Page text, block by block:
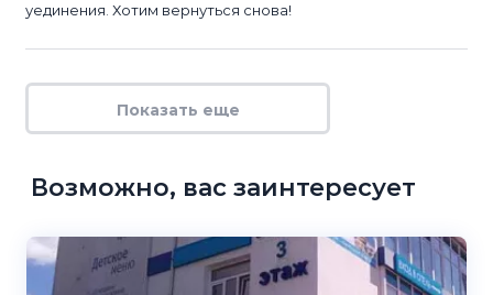
уединения. Хотим вернуться снова!
Показать еще
Возможно, вас заинтересует
4.8